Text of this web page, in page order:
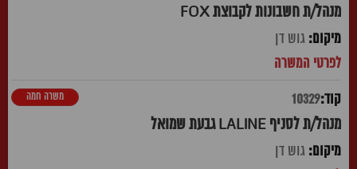
מנהל/ת חשבונות לקבוצת FOX
גוש דן
10329
מנהל/ת לסניף LALINE גבעת שמואל
משרה חמה
גוש דן